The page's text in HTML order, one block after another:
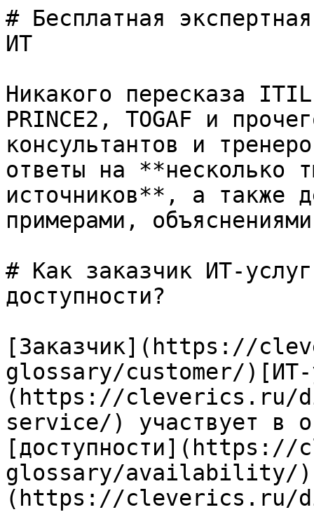
# Бесплатная
ИТ
Никакого пересказа
PRINCE2, TOGAF и
консультантов и
ответы на **несколько
источников**, а также
примерами,
# Как заказчик ИТ-
доступности?
[Заказчик](https://
glossary/customer/)[ИТ-
(https://cleverics.ru/
service/) участвует в
glossary/availability/) и
(https://cleverics.ru/